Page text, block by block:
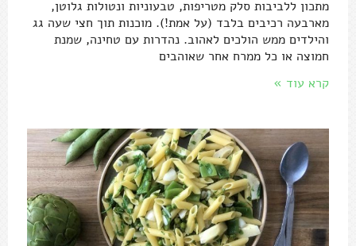
מתכון ללביבות סלק מטריפות, טבעוניות ונטולות גלוטן,
מארבעה רכיבים בלבד (על אמת!). מוכנות תוך חצי שעה גג
והילדים ממש הולכים לאהוב. נהדרות עם טחינה, שמנת
חמוצה או כל ממרח אחר שאוהבים
קרא עוד »